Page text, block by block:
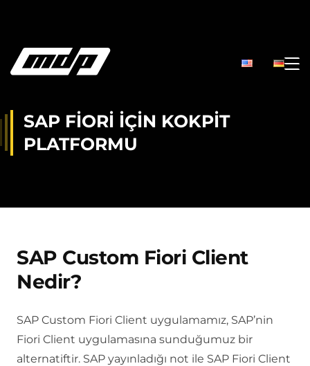
SAP FIORI IÇIN KOKPIT
PLATFORMU
SAP Custom Fiori Client
Nedir?
SAP Custom Fiori Client uygulamamız, SAP’nin
Fiori Client uygulamasına sunduğumuz bir
alternatiftir. SAP yayınladığı not ile SAP Fiori Client